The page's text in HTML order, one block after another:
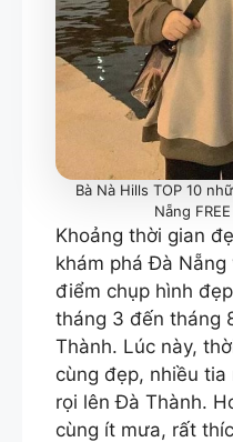
Bà Nà Hills TOP 10
Nẵng
Khoảng thời gian
khám phá Đà
điểm chụp hình
tháng 3 đến tháng
Thành. Lúc này,
cùng đẹp, nhiều tia
rọi lên Đà Thành.
cùng ít mưa, rất